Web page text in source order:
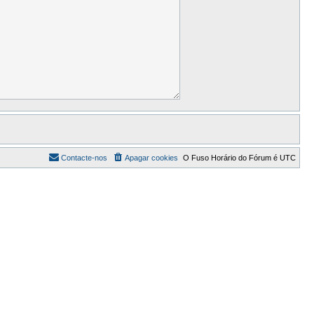
O Fuso Horário do Fórum é UTC
Apagar cookies
Contacte-nos